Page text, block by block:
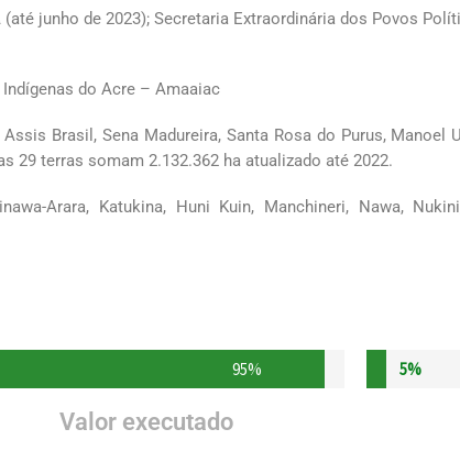
junho de 2023); Secretaria Extraordinária dos Povos
do Acre – Amaaiac
Brasil, Sena Madureira, Santa Rosa do Purus, Manoel
29 terras somam 2.132.362 ha atualizado até 2022.
Arara, Katukina, Huni Kuin, Manchineri, Nawa,
95%
Valor executado
5%